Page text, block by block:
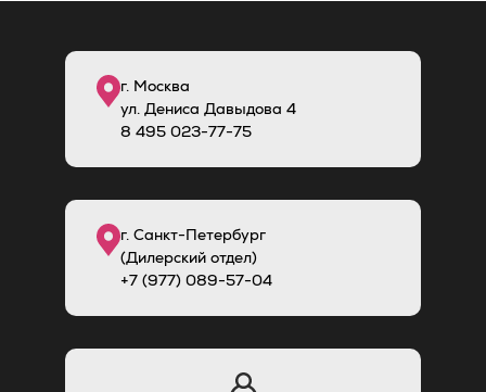
г. Москва
ул. Дениса Давыдова 4
8 495 023-77-75
г. Санкт-Петербург
(Дилерский отдел)
+7 (977) 089-57-04